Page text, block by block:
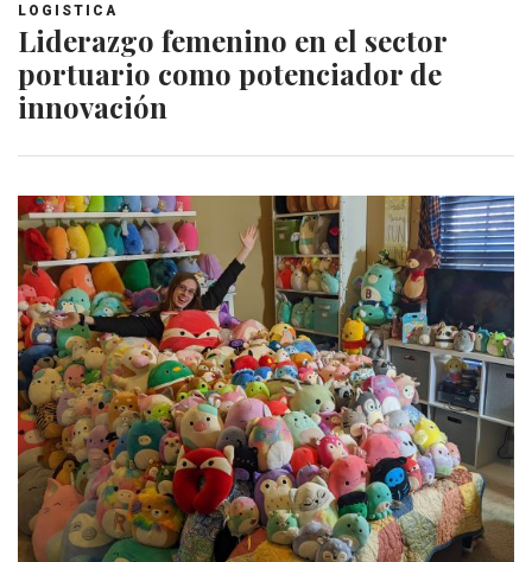
LOGISTICA
Liderazgo femenino en el sector
portuario como potenciador de
innovación